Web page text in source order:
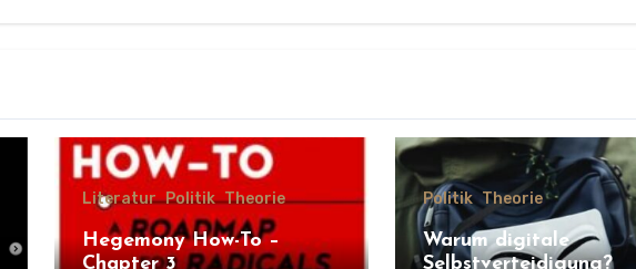
Literatur Politik Theorie
Hegemony How-To –
Chapter 3
Politik Theorie
Warum digitale
Selbstverteidigung?